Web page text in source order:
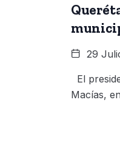
29
El
Macías,